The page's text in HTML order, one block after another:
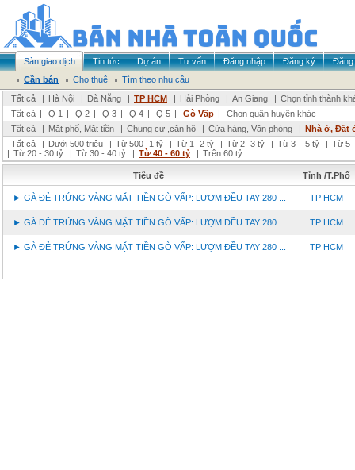
Sàn giao dịch Tin tức Dự án Tư vấn Đăng nhập Đăng ký
Đăng
Cần bán
Cho thuê
Tìm theo nhu cầu
Tất cả
| Hà Nội | Đà Nẵng | TP HCM | Hải Phòng | An Giang | Chọn tỉnh thành
Tất cả | Q 1 | Q 2 | Q 3 | Q 4 | Q 5 | Gò Vấp |
Chọn quận huyện khác
Tất cả
| Mặt phố, Mặt tiền | Chung cư ,căn hộ | Cửa hàng, Văn phòng | Nhà ở, Đất
Tất cả
| Dưới 500 triệu | Từ 500 -1 tỷ | Từ 1 -2 tỷ | Từ 2 -3 tỷ | Từ 3 – 5 tỷ | Từ 5
| Từ 20 - 30 tỷ | Từ 30 - 40 tỷ | Từ 40 - 60 tỷ | Trên 60 tỷ
Tiêu đề Tỉnh /T.Phố
► GÀ ĐẺ TRỨNG VÀNG MẶT TIỀN GÒ VẤP: LƯỢM ĐỀU TAY 280 ... TP HCM
► GÀ ĐẺ TRỨNG VÀNG MẶT TIỀN GÒ VẤP: LƯỢM ĐỀU TAY 280 ... TP HCM
► GÀ ĐẺ TRỨNG VÀNG MẶT TIỀN GÒ VẤP: LƯỢM ĐỀU TAY 280 ... TP HCM